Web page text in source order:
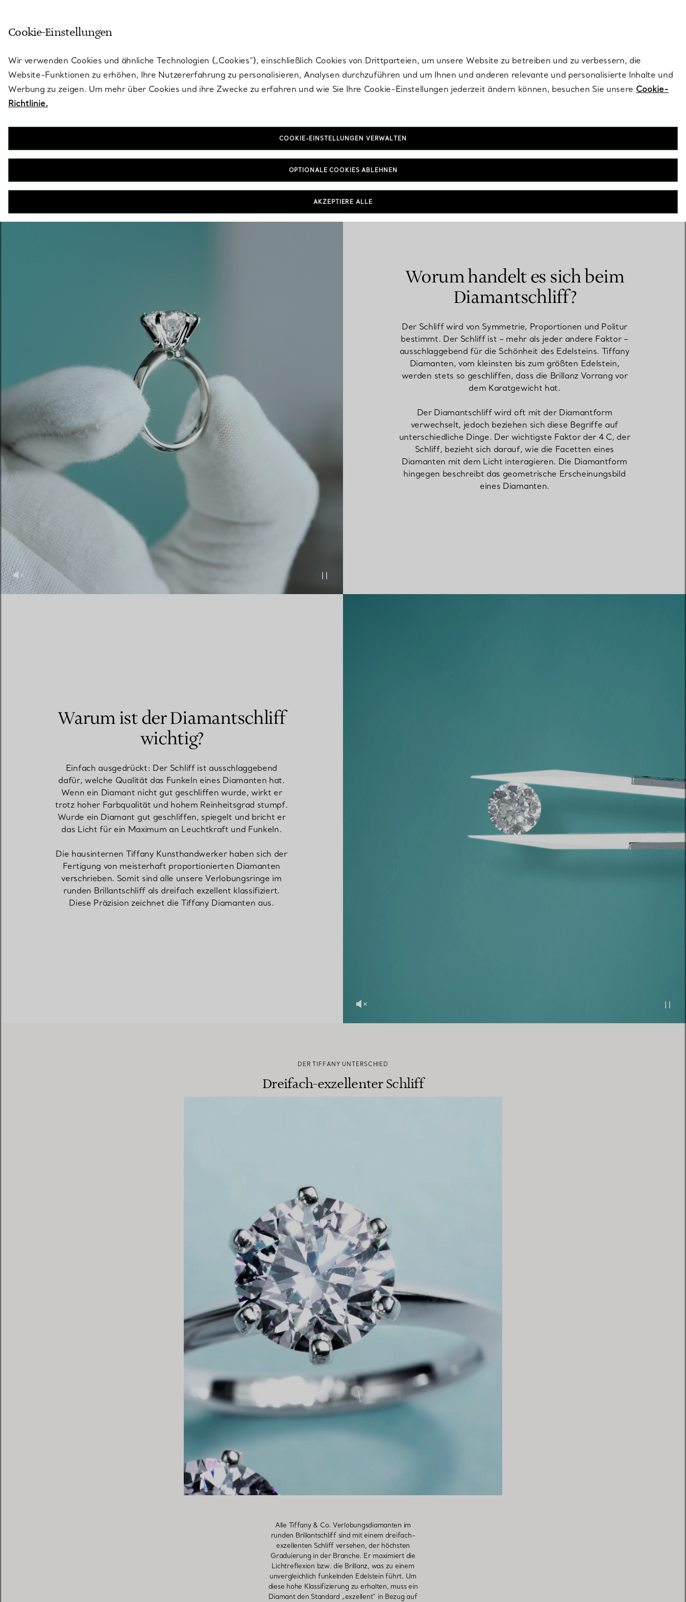
Eherings
Vereinbaren Sie IhrenTermin
Diamantschliff (Cut)
Worum handelt es sich beim
Diamantschliff?
Der Schliff wird von Symmetrie, Proportionen und Politur
bestimmt. Der Schliff ist – mehr als jeder andere Faktor –
ausschlaggebend für die Schönheit des Edelsteins. Tiffany
Diamanten, vom kleinsten bis zum größten Edelstein,
werden stets so geschliffen, dass die Brillanz Vorrang vor
dem Karatgewicht hat.
Der Diamantschliff wird oft mit der Diamantform
verwechselt, jedoch beziehen sich diese Begriffe auf
unterschiedliche Dinge. Der wichtigste Faktor der 4 C, der
Schliff, bezieht sich darauf, wie die Facetten eines
Diamanten mit dem Licht interagieren. Die Diamantform
hingegen beschreibt das geometrische Erscheinungsbild
eines Diamanten.
Warum ist der Diamantschliff
wichtig?
Einfach ausgedrückt: Der Schliff ist ausschlaggebend
dafür, welche Qualität das Funkeln eines Diamanten hat.
Wenn ein Diamant nicht gut geschliffen wurde, wirkt er
trotz hoher Farbqualität und hohem Reinheitsgrad stumpf.
Wurde ein Diamant gut geschliffen, spiegelt und bricht er
das Licht für ein Maximum an Leuchtkraft und Funkeln.
Die hausinternen Tiffany Kunsthandwerker haben sich der
Fertigung von meisterhaft proportionierten Diamanten
verschrieben. Somit sind alle unsere Verlobungsringe im
runden Brillantschliff als dreifach exzellent klassifiziert.
Diese Präzision zeichnet die Tiffany Diamanten aus.
DER TIFFANY UNTERSCHIED
Dreifach-exzellenter Schliff
Alle Tiffany & Co. Verlobungsdiamanten im
runden Brillantschliff sind mit einem dreifach-
exzellenten Schliff versehen, der höchsten
Graduierung in der Branche. Er maximiert die
Lichtreflexion bzw. die Brillanz, was zu einem
unvergleichlich funkelnden Edelstein führt. Um
diese hohe Klassifizierung zu erhalten, muss ein
Diamant den Standard „exzellent“ in Bezug auf
Cookie-Einstellungen
Wir verwenden Cookies und ähnliche Technologien („Cookies“), einschließlich Cookies von Drittparteien, um unsere Website zu betreiben und zu verbessern, die
Website-Funktionen zu erhöhen, Ihre Nutzererfahrung zu personalisieren, Analysen durchzuführen und um Ihnen und anderen relevante und personalisierte Inhalte und
Werbung zu zeigen. Um mehr über Cookies und ihre Zwecke zu erfahren und wie Sie Ihre Cookie-Einstellungen jederzeit ändern können, besuchen Sie unsere Cookie-
Richtlinie.
COOKIE-EINSTELLUNGEN VERWALTEN
OPTIONALE COOKIES ABLEHNEN
AKZEPTIERE ALLE